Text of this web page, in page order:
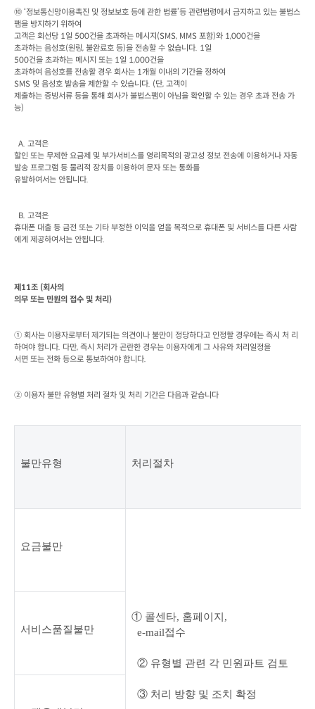
⑩ ‘정보통신망이용촉진 및 정보보호 등에 관한 법률’등 관련법령에서 금지하고 있는 불법스
팸을 방지하기 위하여
고객은 회선당 1일 500건을 초과하는 메시지 (SMS, MMS 포함)와 1,000건을
초과하는 음성호(원링, 불완료호 등)을 전송할 수 없습니다. 1일
500건을 초과하는 메시지 또는 1일 1,000건을
초과하여 음성호를 전송할 경우 회사는 1개월 이내의 기간을 정하여
SMS 및 음성호 발송을 제한할 수 있습니다. (단, 고객이
제출하는 증빙서류 등을 통해 회사가 불법스팸이 아님을 확인할 수 있는 경우 초과 전송 가
능)
  A.
고객은
할인 또는 무제한 요금제 및 부가서비스를 영리목적의 광고성 정보 전송에 이용하거나 자동
발송 프로그램 등 물리적 장치를 이용하여 문자 또는 통화를
유발하여서는 안됩니다.
  B.
고객은
휴대폰 대출 등 금전 또는 기타 부정한 이익을 얻을 목적으로 휴대폰 및 서비스를 다른 사람
에게 제공하여서는 안됩니다.
제 11조 (회사의
의무 또는 민원의 접수 및 처리 )
① 회사는 이용자로부터 제기되는 의견이나 불만이 정당하다고 인정할 경우에는 즉시 처 리
하여야 합니다. 다만, 즉시 처리가 곤란한 경우는 이용자에게 그 사유와 처리일정을
서면 또는 전화 등으로 통보하여야 합니다.
② 이용자 불만 유형별 처리 절차 및 처리 기간은 다음과 같습니다
불만유형 처리절차
요금불만
① 콜센타, 홈페이지 ,
  e-mail
접수
② 유형별 관련 각 민원파트 검토
③ 처리 방향 및 조치 확정
서비스품질불만